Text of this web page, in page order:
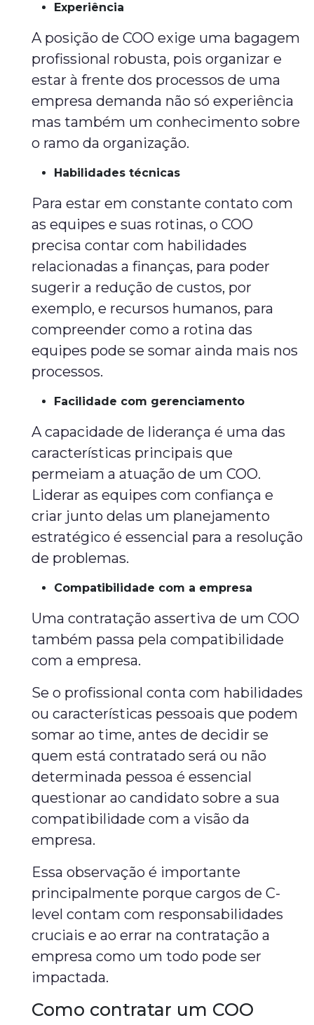
Experiência
A posição de COO exige uma bagagem
profissional robusta, pois organizar e
estar à frente dos processos de uma
empresa demanda não só experiência
mas também um conhecimento sobre
o ramo da organização.
Habilidades técnicas
Para estar em constante contato com
as equipes e suas rotinas, o COO
precisa contar com habilidades
relacionadas a finanças, para poder
sugerir a redução de custos, por
exemplo, e recursos humanos, para
compreender como a rotina das
equipes pode se somar ainda mais nos
processos.
Facilidade com gerenciamento
A capacidade de liderança é uma das
características principais que
permeiam a atuação de um COO.
Liderar as equipes com confiança e
criar junto delas um planejamento
estratégico é essencial para a resolução
de problemas.
Compatibilidade com a empresa
Uma contratação assertiva de um COO
também passa pela compatibilidade
com a empresa.
Se o profissional conta com habilidades
ou características pessoais que podem
somar ao time, antes de decidir se
quem está contratado será ou não
determinada pessoa é essencial
questionar ao candidato sobre a sua
compatibilidade com a visão da
empresa.
Essa observação é importante
principalmente porque cargos de C-
level contam com responsabilidades
cruciais e ao errar na contratação a
empresa como um todo pode ser
impactada.
Como contratar um COO